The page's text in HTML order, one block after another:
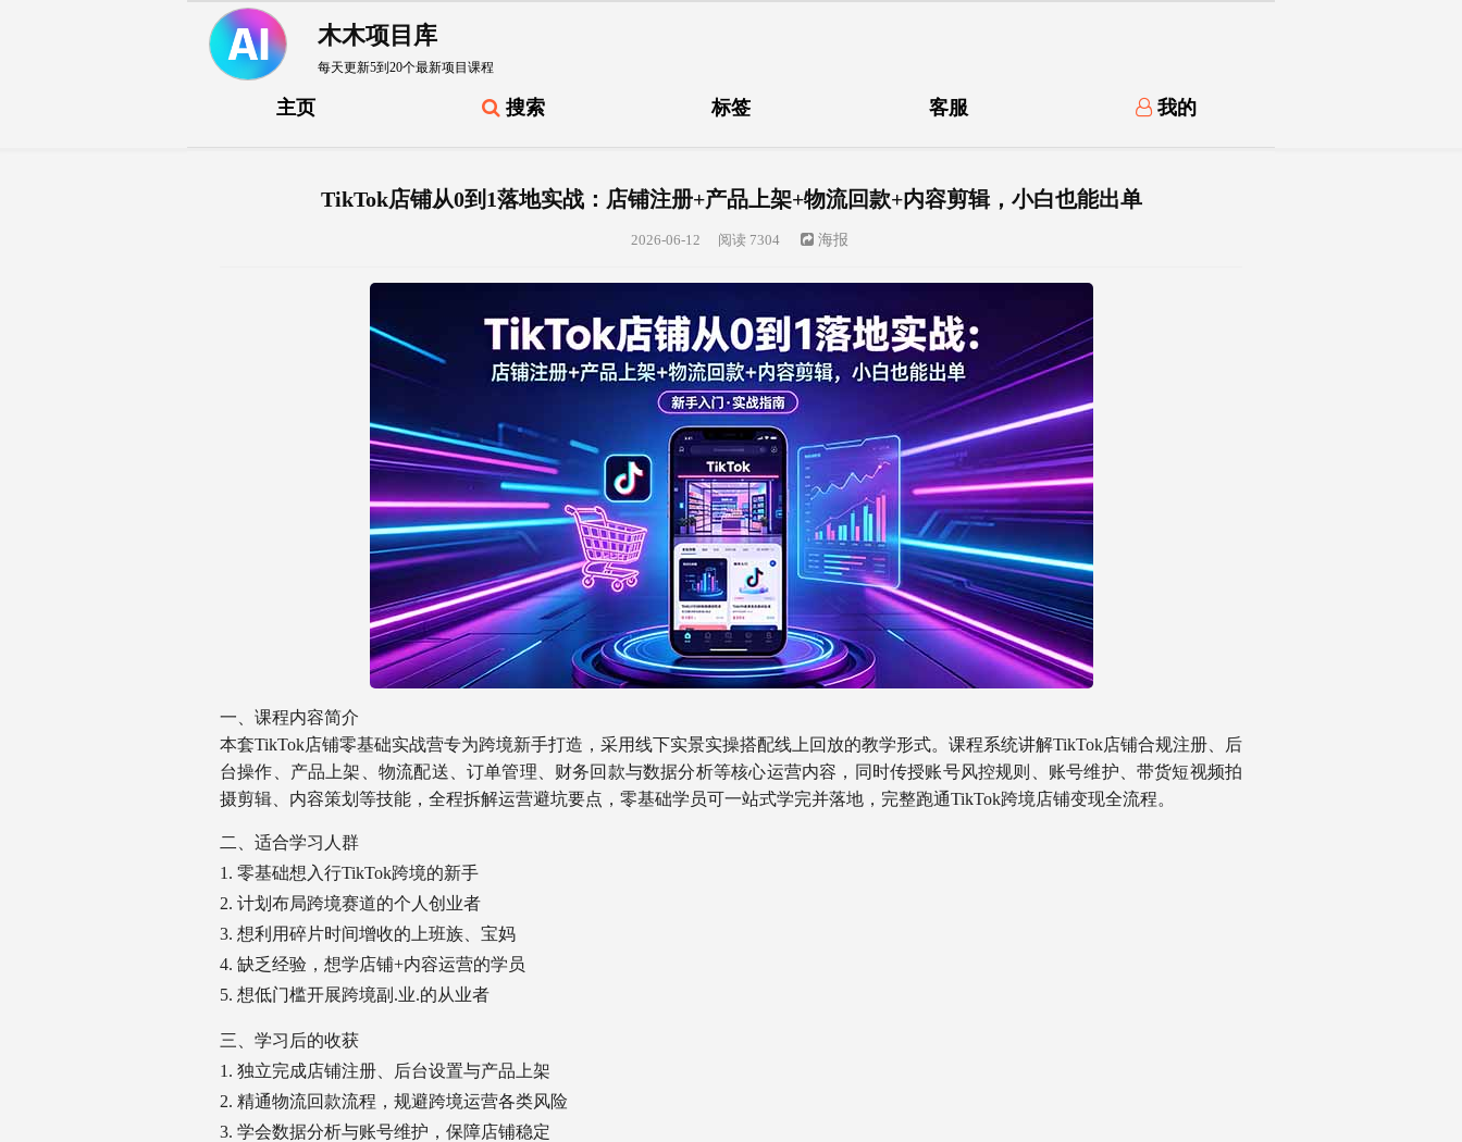
木木项目库
每天更新5到20个最新项目课程
主页 搜索 标签 客服 我的
TikTok店铺从0到1落地实战：店铺注册+产品上架+物流回款+内容剪辑，小白也能出单
2026-06-12 阅读 7304 海报
一、课程内容简介
本套TikTok店铺零基础实战营专为跨境新手打造，采用线下实景实操搭配线上回放的教学形式。课程系统讲解TikTok店铺合规注册、后
台操作、产品上架、物流配送、订单管理、财务回款与数据分析等核心运营内容，同时传授账号风控规则、账号维护、带货短视频拍
摄剪辑、内容策划等技能，全程拆解运营避坑要点，零基础学员可一站式学完并落地，完整跑通TikTok跨境店铺变现全流程。
二、适合学习人群
1. 零基础想入行TikTok跨境的新手
2. 计划布局跨境赛道的个人创业者
3. 想利用碎片时间增收的上班族、宝妈
4. 缺乏经验，想学店铺+内容运营的学员
5. 想低门槛开展跨境副.业.的从业者
三、学习后的收获
1. 独立完成店铺注册、后台设置与产品上架
2. 精通物流回款流程，规避跨境运营各类风险
3. 学会数据分析与账号维护，保障店铺稳定